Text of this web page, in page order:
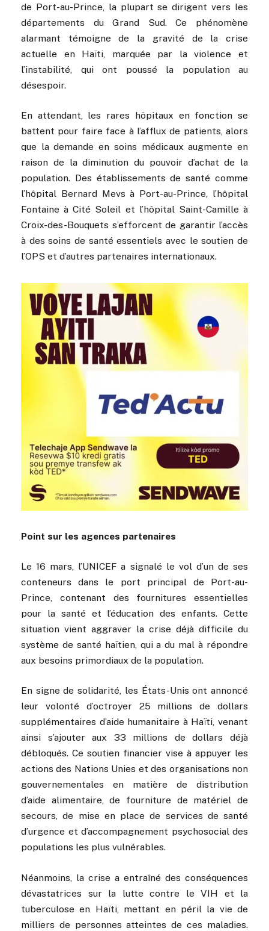
de Port-au-Prince, la plupart se dirigent vers les
départements du Grand Sud. Ce phénomène
alarmant témoigne de la gravité de la crise
actuelle en Haïti, marquée par la violence et
l’instabilité, qui ont poussé la population au
désespoir.
En attendant, les rares hôpitaux en fonction se
battent pour faire face à l’afflux de patients, alors
que la demande en soins médicaux augmente en
raison de la diminution du pouvoir d’achat de la
population. Des établissements de santé comme
l’hôpital Bernard Mevs à Port-au-Prince, l’hôpital
Fontaine à Cité Soleil et l’hôpital Saint-Camille à
Croix-des-Bouquets s’efforcent de garantir l’accès
à des soins de santé essentiels avec le soutien de
l’OPS et d’autres partenaires internationaux.
Point sur les agences partenaires
Le 16 mars, l’UNICEF a signalé le vol d’un de ses
conteneurs dans le port principal de Port-au-
Prince, contenant des fournitures essentielles
pour la santé et l’éducation des enfants. Cette
situation vient aggraver la crise déjà difficile du
système de santé haïtien, qui a du mal à répondre
aux besoins primordiaux de la population.
En signe de solidarité, les États-Unis ont annoncé
leur volonté d’octroyer 25 millions de dollars
supplémentaires d’aide humanitaire à Haïti, venant
ainsi s’ajouter aux 33 millions de dollars déjà
débloqués. Ce soutien financier vise à appuyer les
actions des Nations Unies et des organisations non
gouvernementales en matière de distribution
d’aide alimentaire, de fourniture de matériel de
secours, de mise en place de services de santé
d’urgence et d’accompagnement psychosocial des
populations les plus vulnérables.
Néanmoins, la crise a entraîné des conséquences
dévastatrices sur la lutte contre le VIH et la
tuberculose en Haïti, mettant en péril la vie de
milliers de personnes atteintes de ces maladies.